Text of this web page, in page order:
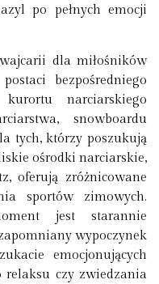
po pełnych emocji
dla miłośników
bezpośredniego
narciarskiego
snowboardu
tych, którzy poszukują
ośrodki narciarskie,
oferują zróżnicowane
sportów zimowych.
jest starannie
wypoczynek
emocjonujących
relaksu czy zwiedzania